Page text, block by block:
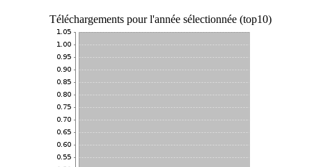
Téléchargements pour l'année sélectionnée (top10)